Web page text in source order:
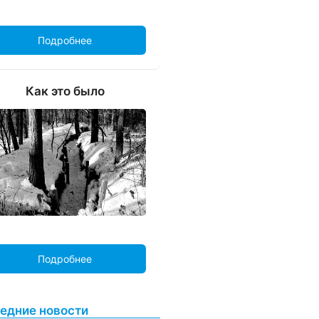
Подробнее
Как это было
Подробнее
новости